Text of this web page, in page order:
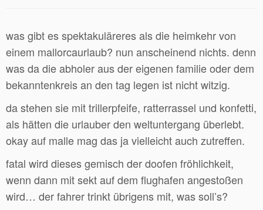
was gibt es spektakuläreres als die heimkehr von
einem mallorcaurlaub? nun anscheinend nichts. denn
was da die abholer aus der eigenen familie oder dem
bekanntenkreis an den tag legen ist nicht witzig.
da stehen sie mit trillerpfeife, ratterrassel und konfetti,
als hätten die urlauber den weltuntergang überlebt.
okay auf malle mag das ja vielleicht auch zutreffen.
fatal wird dieses gemisch der doofen fröhlichkeit,
wenn dann mit sekt auf dem flughafen angestoßen
wird… der fahrer trinkt übrigens mit, was soll’s?